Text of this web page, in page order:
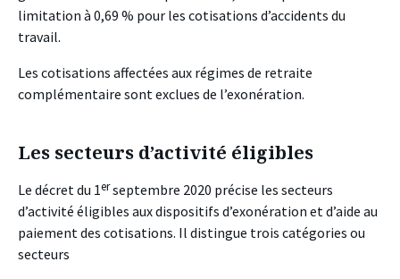
limitation à 0,69 % pour les cotisations d’accidents du
travail.
Les cotisations affectées aux régimes de retraite
complémentaire sont exclues de l’exonération.
Les secteurs d’activité éligibles
Le décret du 1erseptembre 2020 précise les secteurs
d’activité éligibles aux dispositifs d’exonération et d’aide au
paiement des cotisations. Il distingue trois catégories ou
secteurs